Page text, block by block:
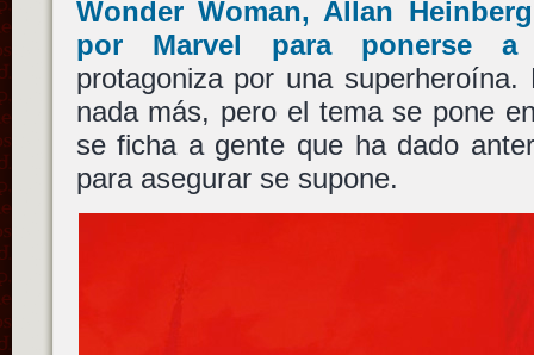
Wonder Woman, Allan Heinberg
por Marvel para ponerse a
protagoniza por una
nada más, pero el tema se pone
se ficha a gente que ha dado
para asegurar se supone.